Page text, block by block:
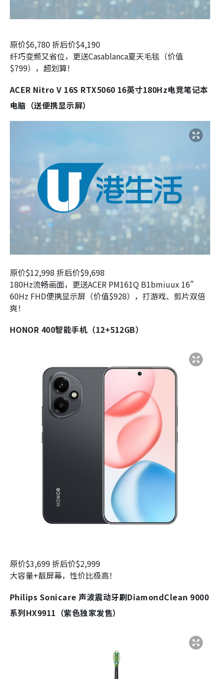
原价$6,780 折后价$4,190
纤巧变频又省位，更送Casablanca夏天毛毯（价值
$799），超划算！
ACER Nitro V 16S RTX5060 16英寸180Hz电竞笔记本
电脑（送便携显示屏）
原价$12,998 折后价$9,698
180Hz流畅画面，更送ACER PM161Q B1bmiuux 16"
60Hz FHD便携显示屏（价值$928），打游戏、剪片双倍
爽！
HONOR 400智能手机（12+512GB）
原价$3,699 折后价$2,999
大容量+靓屏幕，性价比极高！
Philips Sonicare 声波震动牙刷DiamondClean 9000
系列HX9911（紫色独家发售）